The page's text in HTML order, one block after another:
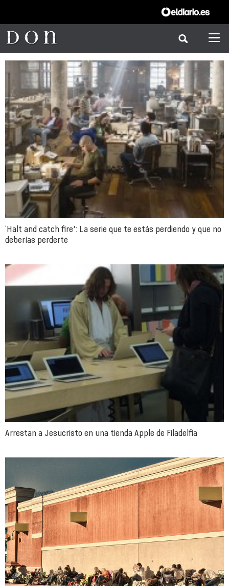
‘Halt and catch fire': La serie que te estás perdiendo y que no
deberías perderte
Arrestan a Jesucristo en una tienda Apple de Filadelfia